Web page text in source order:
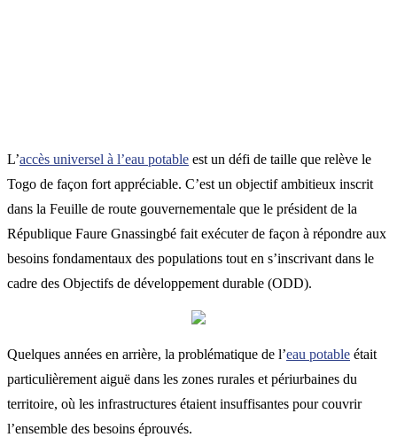
L’accès universel à l’eau potable est un défi de taille que relève le
Togo de façon fort appréciable. C’est un objectif ambitieux inscrit
dans la Feuille de route gouvernementale que le président de la
République Faure Gnassingbé fait exécuter de façon à répondre aux
besoins fondamentaux des populations tout en s’inscrivant dans le
cadre des Objectifs de développement durable (ODD).
Quelques années en arrière, la problématique de l’eau potable était
particulièrement aiguë dans les zones rurales et périurbaines du
territoire, où les infrastructures étaient insuffisantes pour couvrir
l’ensemble des besoins éprouvés.